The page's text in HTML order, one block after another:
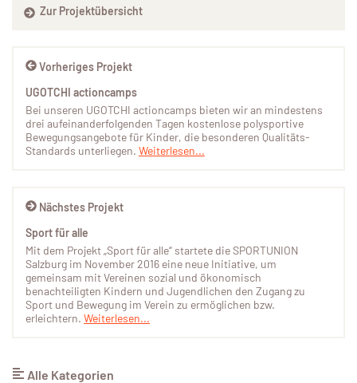
Zur Projektübersicht
Nächstes Projekt
Sport für alle
Mit dem Projekt „Sport für alle“ startete die SPORTUNION
Salzburg im November 2016 eine neue Initiative, um
gemeinsam mit Vereinen sozial und ökonomisch
benachteiligten Kindern und Jugendlichen den Zugang zu
Sport und Bewegung im Verein zu ermöglichen bzw.
erleichtern. Weiterlesen...
Vorheriges Projekt
UGOTCHI actioncamps
Bei unseren UGOTCHI actioncamps bieten wir an mindestens
drei aufeinanderfolgenden Tagen kostenlose polysportive
Bewegungsangebote für Kinder, die besonderen Qualitäts-
Standards unterliegen. Weiterlesen...
Alle Kategorien